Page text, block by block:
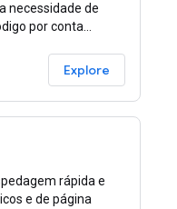
necessidade de
por conta
Explore
rápida e
e de página